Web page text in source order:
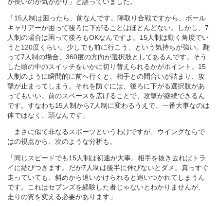
「15人制は困ったら、前なんです。陣取り合戦ですから。ボール
キャリアーが困って後ろに下がることはほとんどない。しかし、7
人制の場合は困って後ろもOKなんですよ。15人制は動く角度でい
うと120度くらい。少しでも前に行こう、という気持ちが強い。翻
って7人制の場合、360度の方向が選択肢としてあるんです。そう
した頭の中のスイッチをいかに切り替えられるかがポイント。15
人制のように瞬間的に前へ行くと、相手との間合いが詰まり、攻
撃が止まってしまう。それを防ぐには、後ろに下がる選択肢があ
ってもいい。前のスペースを広げることで、攻撃が継続できるん
です。すなわち15人制から7人制に変わるうえで、一番大事なのは
体ではなく、頭なんです」
まさに似て非なるスポーツというわけですが、ウイングならで
はの視点から、次のような分析も。
「同じスピードでも15人制は初速が大事。相手を抜き去ればトラ
イに結びつきます。だが7人制は後半に伸びないとダメ。真っすぐ
走っていても、斜めから追いかけられると追いつかれてしまうん
です。これはセブンズを経験した者じゃないとわかりませんが、
走りの質を変える必要があります」